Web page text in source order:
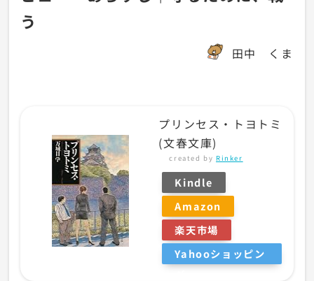
う
田中 くま
プリンセス・トヨトミ
(文春文庫)
created by Rinker
Kindle
Amazon
楽天市場
Yahooショッピン